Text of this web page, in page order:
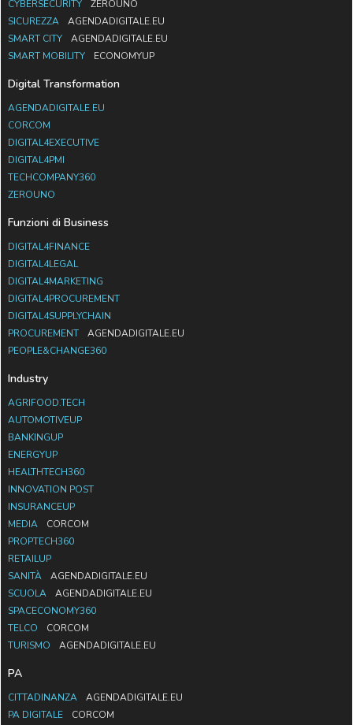
CYBERSECURITY
ZEROUNO
SICUREZZA
AGENDADIGITALE.EU
SMART CITY
AGENDADIGITALE.EU
SMART MOBILITY
ECONOMYUP
Digital Transformation
AGENDADIGITALE.EU
CORCOM
DIGITAL4EXECUTIVE
DIGITAL4PMI
TECHCOMPANY360
ZEROUNO
Funzioni di Business
DIGITAL4FINANCE
DIGITAL4LEGAL
DIGITAL4MARKETING
DIGITAL4PROCUREMENT
DIGITAL4SUPPLYCHAIN
PROCUREMENT
AGENDADIGITALE.EU
PEOPLE&CHANGE360
Industry
AGRIFOOD.TECH
AUTOMOTIVEUP
BANKINGUP
ENERGYUP
HEALTHTECH360
INNOVATION POST
INSURANCEUP
MEDIA
CORCOM
PROPTECH360
RETAILUP
SANITÀ
AGENDADIGITALE.EU
SCUOLA
AGENDADIGITALE.EU
SPACECONOMY360
TELCO
CORCOM
TURISMO
AGENDADIGITALE.EU
PA
CITTADINANZA
AGENDADIGITALE.EU
PA DIGITALE
CORCOM